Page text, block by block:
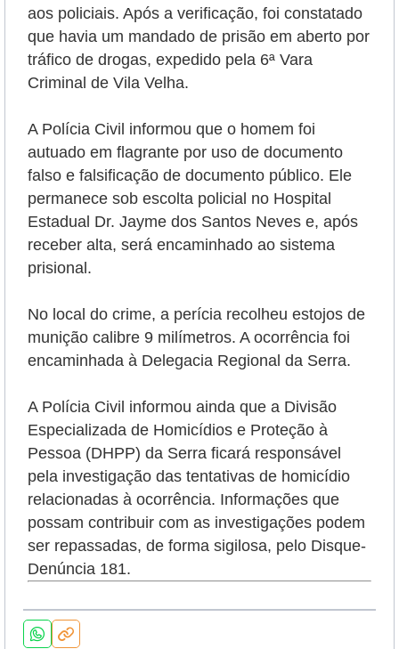
aos policiais. Após a verificação, foi constatado
que havia um mandado de prisão em aberto por
tráfico de drogas, expedido pela 6ª Vara
Criminal de Vila Velha.
A Polícia Civil informou que o homem foi
autuado em flagrante por uso de documento
falso e falsificação de documento público. Ele
permanece sob escolta policial no Hospital
Estadual Dr. Jayme dos Santos Neves e, após
receber alta, será encaminhado ao sistema
prisional.
No local do crime, a perícia recolheu estojos de
munição calibre 9 milímetros. A ocorrência foi
encaminhada à Delegacia Regional da Serra.
A Polícia Civil informou ainda que a Divisão
Especializada de Homicídios e Proteção à
Pessoa (DHPP) da Serra ficará responsável
pela investigação das tentativas de homicídio
relacionadas à ocorrência. Informações que
possam contribuir com as investigações podem
ser repassadas, de forma sigilosa, pelo Disque-
Denúncia 181.